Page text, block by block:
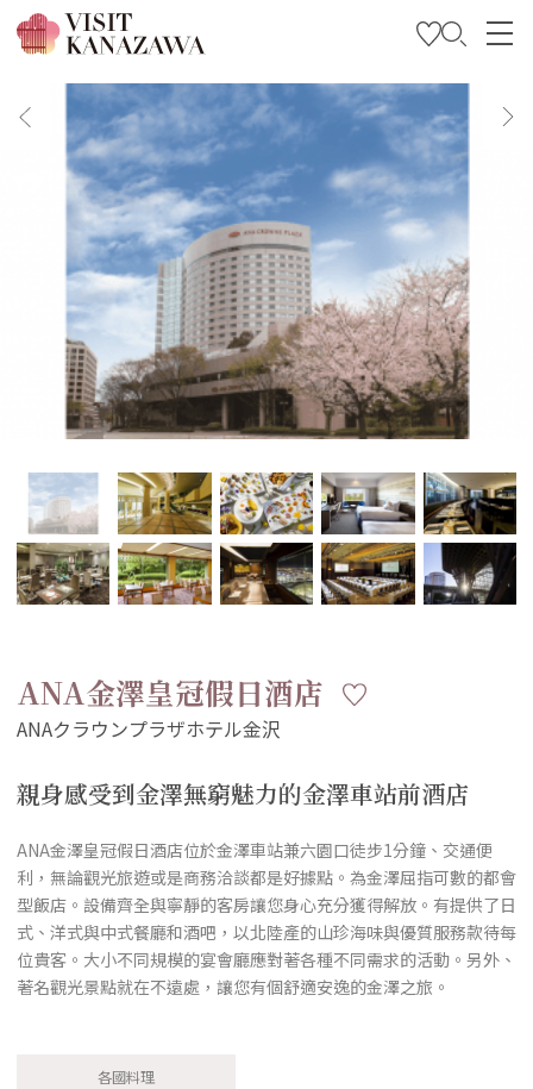
觀光資訊
Travel Trade and Media
Languages
ANA金澤皇冠假日酒店
親身感受到金澤無窮魅力的金澤車站前酒店
ANA金澤皇冠假日酒店位於金澤車站兼六園口徒步1分鐘、交通便
利，無論觀光旅遊或是商務洽談都是好據點。為金澤屈指可數的都會
型飯店。設備齊全與寧靜的客房讓您身心充分獲得解放。有提供了日
式、洋式與中式餐廳和酒吧，以北陸產的山珍海味與優質服務款待每
位貴客。大小不同規模的宴會廳應對著各種不同需求的活動。另外、
著名觀光景點就在不遠處，讓您有個舒適安逸的金澤之旅。
各國料理